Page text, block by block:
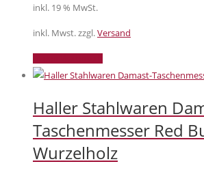
inkl. 19 % MwSt.
inkl. Mwst. zzgl.Versand
Haller Stahlwaren
Taschenmesser Red
Wurzelholz